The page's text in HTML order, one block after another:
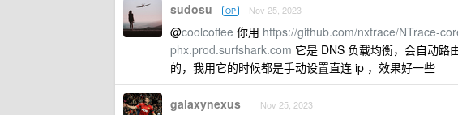
sudosu OP Nov 25, 2023
@coolcoffee 你用 https://github.com/nxtrace/NTrace-
phx.prod.surfshark.com 它是 DNS 负载均衡，会自动路
的，我用它的时候都是手动设置直连 ip ，效果好一些
galaxynexus Nov 25, 2023